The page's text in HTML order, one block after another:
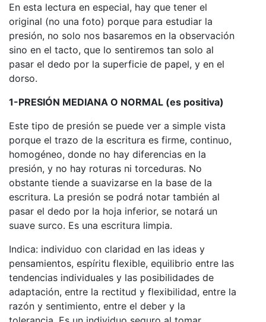
En esta lectura en especial, hay que tener el
original (no una foto) porque para estudiar la
presión, no solo nos basaremos en la observación
sino en el tacto, que lo sentiremos tan solo al
pasar el dedo por la superficie de papel, y en el
dorso.
1-PRESIÓN MEDIANA O NORMAL (es positiva)
Este tipo de presión se puede ver a simple vista
porque el trazo de la escritura es firme, continuo,
homogéneo, donde no hay diferencias en la
presión, y no hay roturas ni torceduras. No
obstante tiende a suavizarse en la base de la
escritura. La presión se podrá notar también al
pasar el dedo por la hoja inferior, se notará un
suave surco. Es una escritura limpia.
Indica: individuo con claridad en las ideas y
pensamientos, espíritu flexible, equilibrio entre las
tendencias individuales y las posibilidades de
adaptación, entre la rectitud y flexibilidad, entre la
razón y sentimiento, entre el deber y la